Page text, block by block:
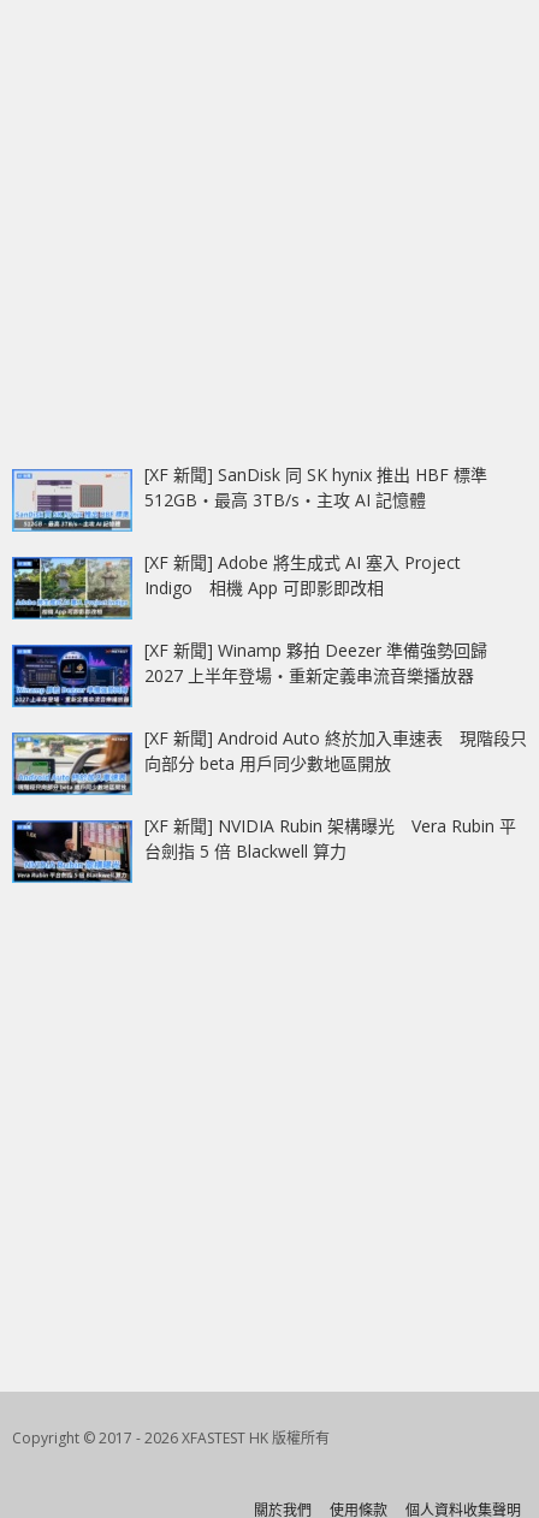
[XF 新聞] SanDisk 同 SK hynix 推出 HBF 標準
512GB‧最高 3TB/s‧主攻 AI 記憶體
[XF 新聞] Adobe 將生成式 AI 塞入 Project
Indigo 相機 App 可即影即改相
[XF 新聞] Winamp 夥拍 Deezer 準備強勢回歸
2027 上半年登場‧重新定義串流音樂播放器
[XF 新聞] Android Auto 終於加入車速表 現階段只
向部分 beta 用戶同少數地區開放
[XF 新聞] NVIDIA Rubin 架構曝光 Vera Rubin 平
台劍指 5 倍 Blackwell 算力
Copyright © 2017 - 2026 XFASTEST HK 版權所有
關於我們 使用條款 個人資料收集聲明